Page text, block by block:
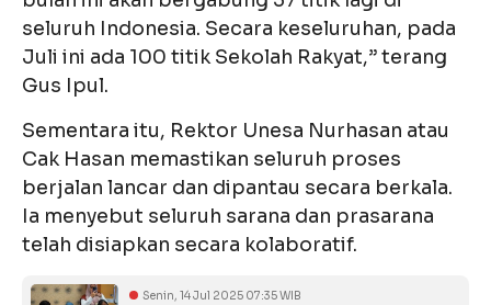
seluruh Indonesia. Secara keseluruhan, pada
Juli ini ada 100 titik Sekolah Rakyat,” terang
Gus Ipul.
Sementara itu, Rektor Unesa Nurhasan atau
Cak Hasan memastikan seluruh proses
berjalan lancar dan dipantau secara berkala.
Ia menyebut seluruh sarana dan prasarana
telah disiapkan secara kolaboratif.
Senin, 14 Jul 2025 07:35 WIB